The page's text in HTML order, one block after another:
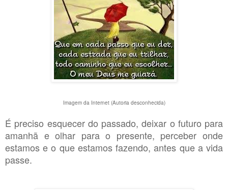
Imagem da Internet (Autoria desconhecida)
É preciso esquecer do passado, deixar o futuro para
amanhã e olhar para o presente, perceber onde
estamos e o que estamos fazendo, antes que a vida
passe.